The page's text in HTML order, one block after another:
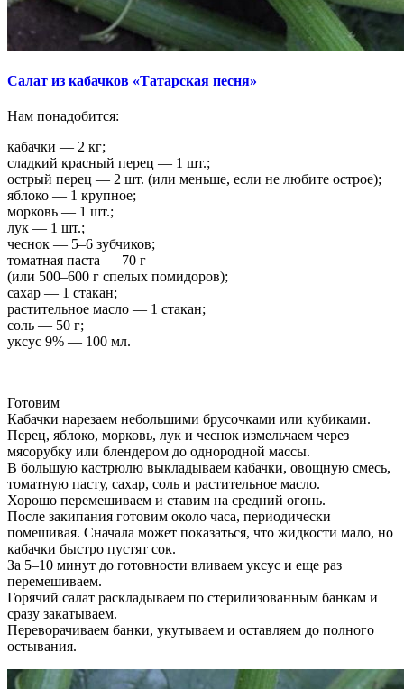
Салат из кабачков «Татарская песня»
Нам понадобится:
кабачки — 2 кг;
сладкий красный перец — 1 шт.;
острый перец — 2 шт. (или меньше, если не любите острое);
яблоко — 1 крупное;
морковь — 1 шт.;
лук — 1 шт.;
чеснок — 5–6 зубчиков;
томатная паста — 70 г
(или 500–600 г спелых помидоров);
сахар — 1 стакан;
растительное масло — 1 стакан;
соль — 50 г;
уксус 9% — 100 мл.
Готовим
Кабачки нарезаем небольшими брусочками или кубиками.
Перец, яблоко, морковь, лук и чеснок измельчаем через
мясорубку или блендером до однородной массы.
В большую кастрюлю выкладываем кабачки, овощную смесь,
томатную пасту, сахар, соль и растительное масло.
Хорошо перемешиваем и ставим на средний огонь.
После закипания готовим около часа, периодически
помешивая. Сначала может показаться, что жидкости мало, но
кабачки быстро пустят сок.
За 5–10 минут до готовности вливаем уксус и еще раз
перемешиваем.
Горячий салат раскладываем по стерилизованным банкам и
сразу закатываем.
Переворачиваем банки, укутываем и оставляем до полного
остывания.